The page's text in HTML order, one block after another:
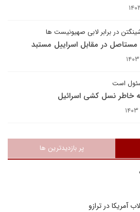
در برابر لابی صهیونیست ها
مستاصل در مقابل اسراییل مستبد
است
خاطر نسل کشی اسرائیل
پر بازدیدترین ها
آمریکا در ترازو